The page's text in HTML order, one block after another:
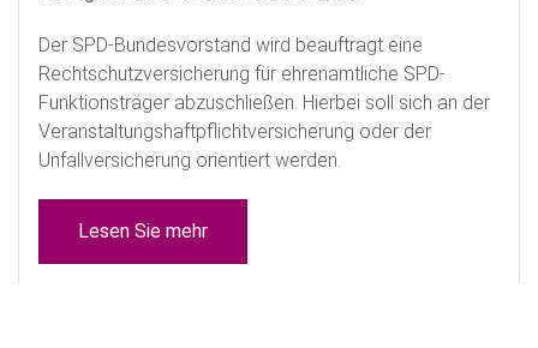
Der SPD-Bundesvorstand wird beauftragt eine
Rechtschutzversicherung für ehrenamtliche SPD-
Funktionsträger abzuschließen. Hierbei soll sich an der
Veranstaltungshaftpflichtversicherung oder der
Unfallversicherung orientiert werden.
Lesen Sie mehr